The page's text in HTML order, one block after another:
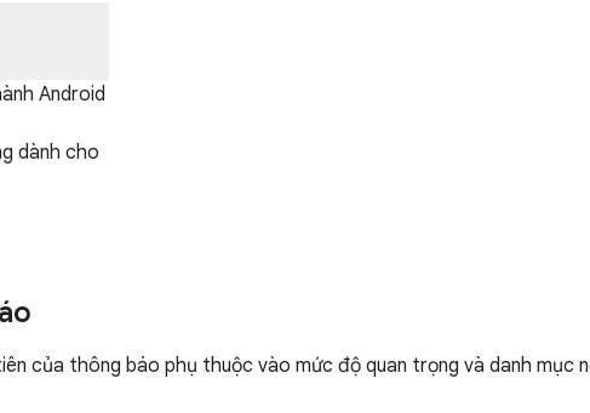
Android
dành cho
của thông báo phụ thuộc vào mức độ quan trọng và danh mục